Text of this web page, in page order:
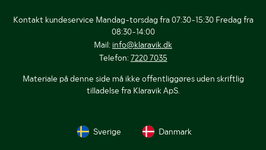
Kontakt kundeservice Mandag-torsdag fra 07:30-15:30 Fredag fra
08:30-14:00
Mail: info@klaravik.dk
Telefon: 7220 7035
Materiale på denne side må ikke offentliggøres uden skriftlig
tilladelse fra Klaravik ApS.
Sverige Danmark